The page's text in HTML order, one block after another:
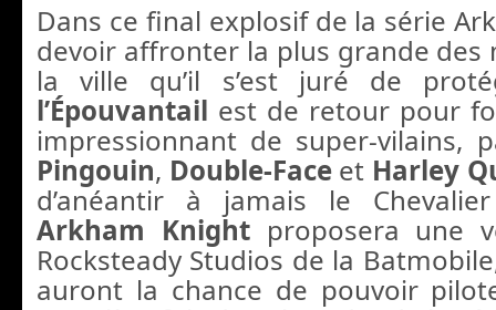
Dans ce final explosif de la série
devoir affronter la plus grande des
la ville qu’il s’est juré de
l’Épouvantail est de retour pour
impressionnant de super-vilains,
Pingouin, Double-Faceet Harley
d’anéantir à jamais le
Arkham Knightproposera une
Rocksteady Studios de la
auront la chance de pouvoir